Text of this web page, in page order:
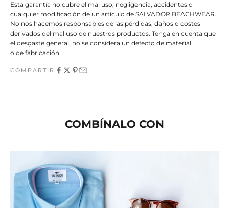
Esta garantía no cubre el mal uso, negligencia, accidentes o
cualquier modificación de un artículo de SALVADOR BEACHWEAR.
No nos hacemos responsables de las pérdidas, daños o costes
derivados del mal uso de nuestros productos. Tenga en cuenta que
el desgaste general, no se considera un defecto de material
o de fabricación.
COMPARTIR
COMBÍNALO CON